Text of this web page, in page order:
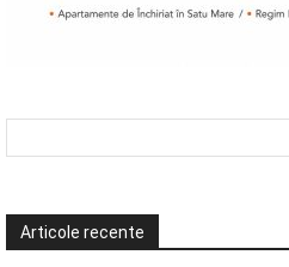
Articole recente